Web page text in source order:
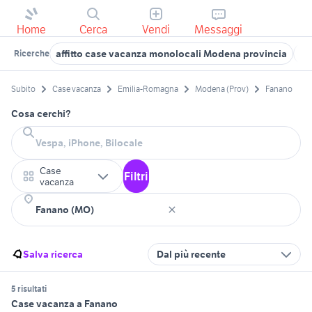
Home Cerca Vendi Messaggi
Ricerche affitto case vacanza monolocali Modena provincia
Subito Case vacanza Emilia-Romagna Modena (Prov) Fanano
Cosa cerchi?
Case
vacanza
Filtri
Salva ricerca Dal più recente
5 risultati
Case vacanza a Fanano